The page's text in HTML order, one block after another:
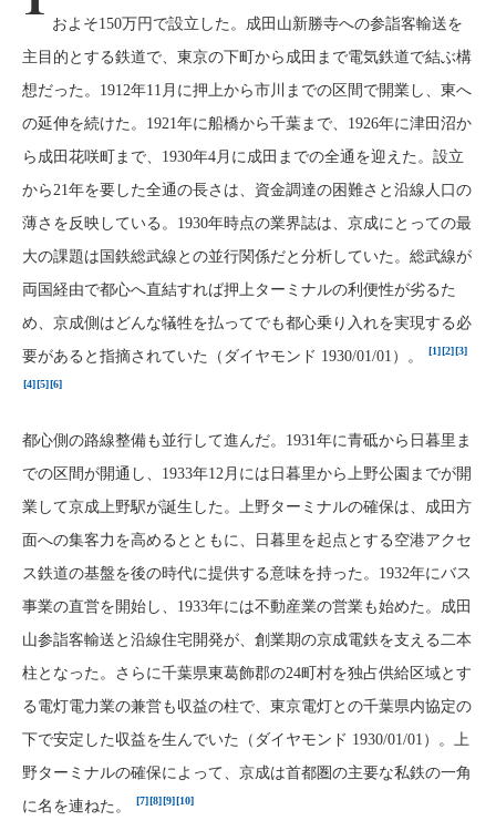
およそ150万円で設立した。成田山新勝寺への参詣客輸送を
主目的とする鉄道で、東京の下町から成田まで電気鉄道で結ぶ構
想だった。1912年11月に押上から市川までの区間で開業し、東へ
の延伸を続けた。1921年に船橋から千葉まで、1926年に津田沼か
ら成田花咲町まで、1930年4月に成田までの全通を迎えた。設立
から21年を要した全通の長さは、資金調達の困難さと沿線人口の
薄さを反映している。1930年時点の業界誌は、京成にとっての最
大の課題は国鉄総武線との並行関係だと分析していた。総武線が
両国経由で都心へ直結すれば押上ターミナルの利便性が劣るた
め、京成側はどんな犠牲を払ってでも都心乗り入れを実現する必
要があると指摘されていた（ダイヤモンド 1930/01/01）。
[1][2][3]
[4][5][6]
都心側の路線整備も並行して進んだ。1931年に青砥から日暮里ま
での区間が開通し、1933年12月には日暮里から上野公園までが開
業して京成上野駅が誕生した。上野ターミナルの確保は、成田方
面への集客力を高めるとともに、日暮里を起点とする空港アクセ
ス鉄道の基盤を後の時代に提供する意味を持った。1932年にバス
事業の直営を開始し、1933年には不動産業の営業も始めた。成田
山参詣客輸送と沿線住宅開発が、創業期の京成電鉄を支える二本
柱となった。さらに千葉県東葛飾郡の24町村を独占供給区域とす
る電灯電力業の兼営も収益の柱で、東京電灯との千葉県内協定の
下で安定した収益を生んでいた（ダイヤモンド 1930/01/01）。上
野ターミナルの確保によって、京成は首都圏の主要な私鉄の一角
に名を連ねた。
[7][8][9][10]